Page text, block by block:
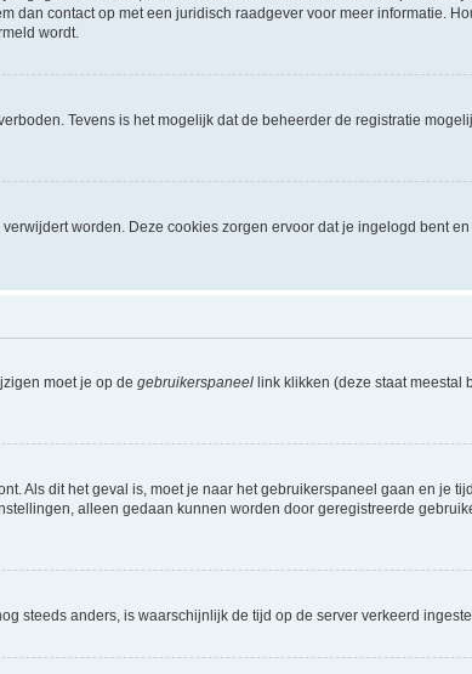
contact op met een juridisch raadgever voor meer informatie.
wordt.
Tevens is het mogelijk dat de beheerder de registratie
worden. Deze cookies zorgen ervoor dat je ingelogd bent
moet je op de gebruikerspaneel link klikken (deze staat
Als dit het geval is, moet je naar het gebruikerspaneel gaan en je
alleen gedaan kunnen worden door geregistreerde
steeds anders, is waarschijnlijk de tijd op de server verkeerd